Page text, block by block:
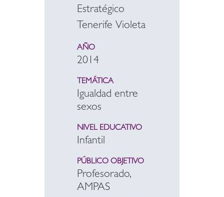
Estratégico
Tenerife Violeta
AÑO
2014
TEMÁTICA
Igualdad entre
sexos
NIVEL EDUCATIVO
Infantil
PÚBLICO OBJETIVO
Profesorado,
AMPAS